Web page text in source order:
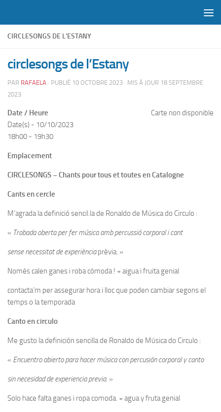
CIRCLESONGS DE L’ESTANY
circlesongs de l’Estany
PAR RAFAELA · PUBLIÉ 10 OCTOBRE 2023 · MIS À JOUR 18 SEPTEMBRE
2023
Carte non disponible
Date / Heure
Date(s) - 10/10/2023
18h00 - 19h30
Emplacement
CIRCLESONGS – Chants pour tous et toutes en Catalogne
Cants en cercle
M’agrada la definició sencil.la de Ronaldo de Música do Circulo :
« Trobada oberta per fer música amb percussió corporal i cant
sense necessitat de experiènciaprèvia. »
Només calen ganes i roba còmoda ! + aigua i fruita genial
contacta’m per assegurar hora i lloc que poden cambiar segons el
temps o la temporada
Canto en circulo
Me gusto la definición sencilla de Ronaldo de Música do Circulo :
« Encuentro abierto para hacer música con percusión corporal y canto
sin necesidad de experiencia previa. »
Solo hace falta ganes i ropa comoda. + agua y fruta genial